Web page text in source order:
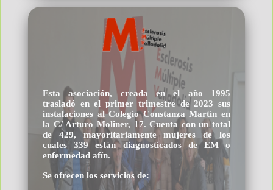
Esta asociación, creada en el año 1995
trasladó en el primer trimestre de 2023 sus
instalaciones al Colegio Constanza Martín en
la C/ Arturo Moliner, 17. Cuenta con un total
de 429, mayoritariamente mujeres de los
cuales 339 están diagnosticados de EM o
enfermedad afín.
Se ofrecen los servicios de: